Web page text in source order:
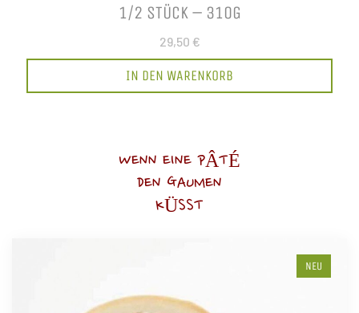
1/2 STÜCK – 310G
29,50 €
IN DEN WARENKORB
WENN EINE PÂTÉ
DEN GAUMEN
KÜSST
NEU